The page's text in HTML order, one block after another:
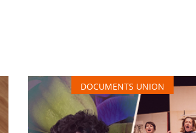
DOCUMENTS UNION